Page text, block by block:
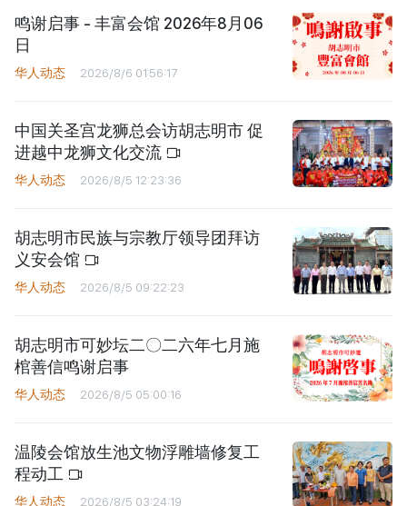
鸣谢启事 - 丰富会馆 2026年8月06
日
华人动态 2026/8/6 01:56:17
中国关圣宫龙狮总会访胡志明市 促
进越中龙狮文化交流
华人动态 2026/8/5 12:23:36
胡志明市民族与宗教厅领导团拜访
义安会馆
华人动态 2026/8/5 09:22:23
胡志明市可妙坛二〇二六年七月施
棺善信鸣谢启事
华人动态 2026/8/5 05:00:16
温陵会馆放生池文物浮雕墙修复工
程动工
华人动态 2026/8/5 03:24:19